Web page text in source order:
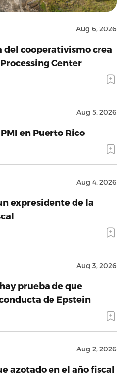
Aug 6, 2026
cooperativismo crea
Center
Aug 5, 2026
en Puerto Rico
Aug 4, 2026
expresidente de la
Aug 3, 2026
prueba de que
de Epstein
Aug 2, 2026
azotado en el año fiscal